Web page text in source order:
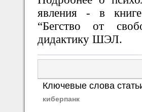
явления - в
“Бегство от
дидактику ШЭЛ.
Ключевые слова
киберпанк